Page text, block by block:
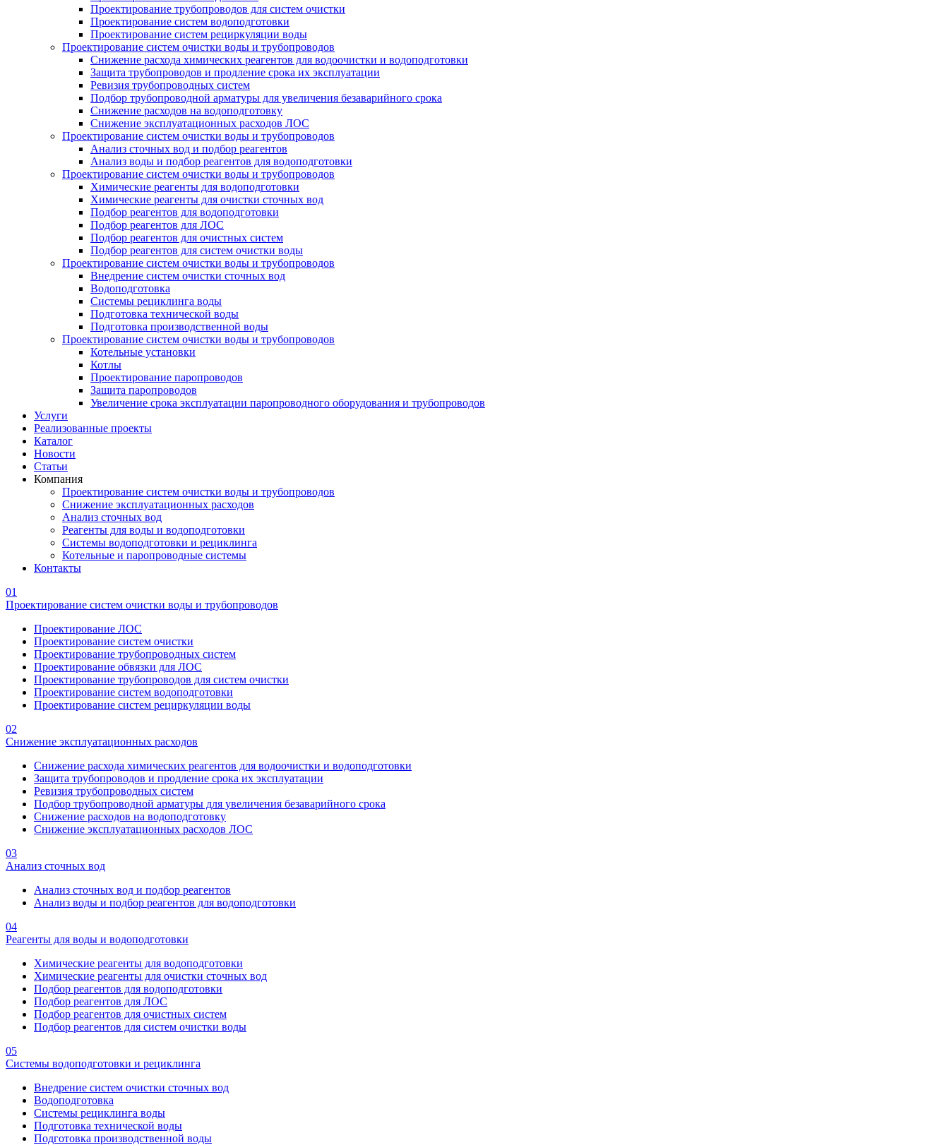
Проектирование трубопроводов для систем очистки
Проектирование систем водоподготовки
Проектирование систем рециркуляции воды
Проектирование систем очистки воды и трубопроводов
Снижение расхода химических реагентов для водоочистки и водоподготовки
Защита трубопроводов и продление срока их эксплуатации
Ревизия трубопроводных систем
Подбор трубопроводной арматуры для увеличения безаварийного срока
Снижение расходов на водоподготовку
Снижение эксплуатационных расходов ЛОС
Проектирование систем очистки воды и трубопроводов
Анализ сточных вод и подбор реагентов
Анализ воды и подбор реагентов для водоподготовки
Проектирование систем очистки воды и трубопроводов
Химические реагенты для водоподготовки
Химические реагенты для очистки сточных вод
Подбор реагентов для водоподготовки
Подбор реагентов для ЛОС
Подбор реагентов для очистных систем
Подбор реагентов для систем очистки воды
Проектирование систем очистки воды и трубопроводов
Внедрение систем очистки сточных вод
Водоподготовка
Системы рециклинга воды
Подготовка технической воды
Подготовка производственной воды
Проектирование систем очистки воды и трубопроводов
Котельные установки
Котлы
Проектирование паропроводов
Защита паропроводов
Увеличение срока эксплуатации паропроводного оборудования и трубопроводов
Услуги
Реализованные проекты
Каталог
Новости
Статьи
Компания
Проектирование систем очистки воды и трубопроводов
Снижение эксплуатационных расходов
Анализ сточных вод
Реагенты для воды и водоподготовки
Системы водоподготовки и рециклинга
Котельные и паропроводные системы
Контакты
01
Проектирование систем очистки воды и трубопроводов
Проектирование ЛОС
Проектирование систем очистки
Проектирование трубопроводных систем
Проектирование обвязки для ЛОС
Проектирование трубопроводов для систем очистки
Проектирование систем водоподготовки
Проектирование систем рециркуляции воды
02
Снижение эксплуатационных расходов
Снижение расхода химических реагентов для водоочистки и водоподготовки
Защита трубопроводов и продление срока их эксплуатации
Ревизия трубопроводных систем
Подбор трубопроводной арматуры для увеличения безаварийного срока
Снижение расходов на водоподготовку
Снижение эксплуатационных расходов ЛОС
03
Анализ сточных вод
Анализ сточных вод и подбор реагентов
Анализ воды и подбор реагентов для водоподготовки
04
Реагенты для воды и водоподготовки
Химические реагенты для водоподготовки
Химические реагенты для очистки сточных вод
Подбор реагентов для водоподготовки
Подбор реагентов для ЛОС
Подбор реагентов для очистных систем
Подбор реагентов для систем очистки воды
05
Системы водоподготовки и рециклинга
Внедрение систем очистки сточных вод
Водоподготовка
Системы рециклинга воды
Подготовка технической воды
Подготовка производственной воды